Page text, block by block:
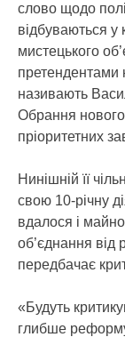
слово щодо
відбуваються у
мистецького
претендентами
називають
Обрання
пріоритетних
Нинішній її
свою 10-річну
вдалося і
об’єднання від
передбачає
«Будуть
глибше